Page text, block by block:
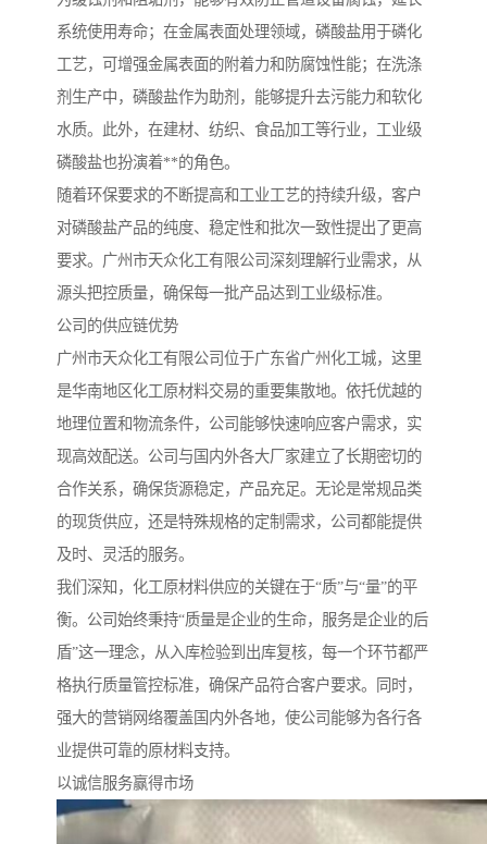
系统使用寿命；在金属表面处理领域，磷酸盐用于磷化
工艺，可增强金属表面的附着力和防腐蚀性能；在洗涤
剂生产中，磷酸盐作为助剂，能够提升去污能力和软化
水质。此外，在建材、纺织、食品加工等行业，工业级
磷酸盐也扮演着**的角色。
随着环保要求的不断提高和工业工艺的持续升级，客户
对磷酸盐产品的纯度、稳定性和批次一致性提出了更高
要求。广州市天众化工有限公司深刻理解行业需求，从
源头把控质量，确保每一批产品达到工业级标准。
公司的供应链优势
广州市天众化工有限公司位于广东省广州化工城，这里
是华南地区化工原材料交易的重要集散地。依托优越的
地理位置和物流条件，公司能够快速响应客户需求，实
现高效配送。公司与国内外各大厂家建立了长期密切的
合作关系，确保货源稳定，产品充足。无论是常规品类
的现货供应，还是特殊规格的定制需求，公司都能提供
及时、灵活的服务。
我们深知，化工原材料供应的关键在于“质”与“量”的平
衡。公司始终秉持“质量是企业的生命，服务是企业的后
盾”这一理念，从入库检验到出库复核，每一个环节都严
格执行质量管控标准，确保产品符合客户要求。同时，
强大的营销网络覆盖国内外各地，使公司能够为各行各
业提供可靠的原材料支持。
以诚信服务赢得市场